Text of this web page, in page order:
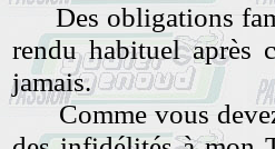
Des obligations
rendu habituel après
jamais.
Comme vous devez